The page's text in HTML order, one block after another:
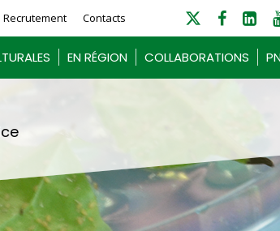
Recrutement Contacts
EN RÉGION COLLABORATIONS